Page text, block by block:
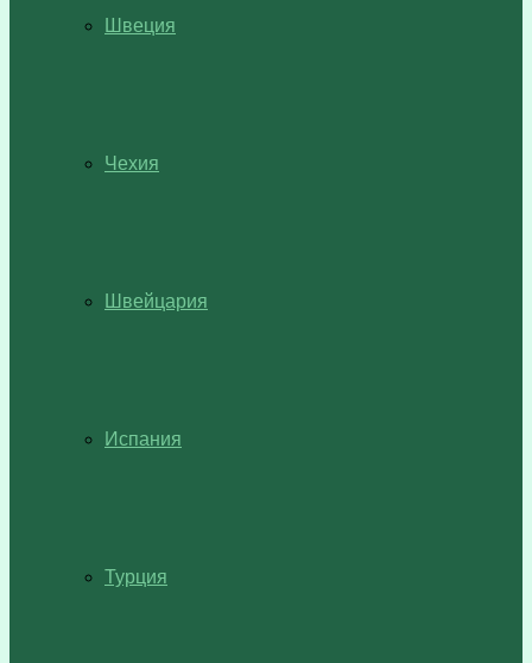
Швеция
Чехия
Швейцария
Испания
Турция